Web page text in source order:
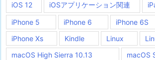
iOS 12
iOSアプリケーション関連
iPhone 5 iPhone 6 iPhone 6S
iPhone Xs
Kindle Linux
macOS High Sierra 10.13
macOS